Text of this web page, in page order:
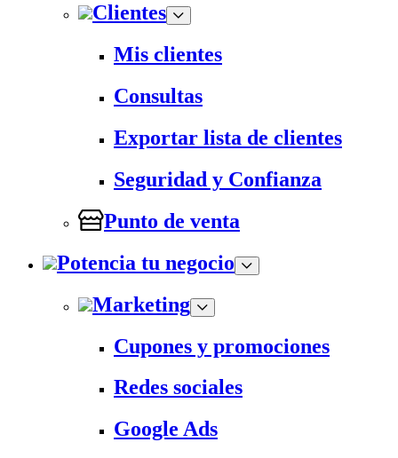
Clientes
Mis clientes
Consultas
Exportar lista de clientes
Seguridad y Confianza
Punto de venta
Potencia tu negocio
Marketing
Cupones y promociones
Redes sociales
Google Ads